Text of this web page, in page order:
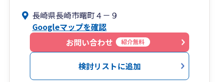
ます。
私たちが大切にしているのは、“数字を扱うだけ
の会計事務所”ではなく、経営のすぐそばで伴走
する「社外重役」であること。
日々の経理や申告業務はもちろん、経営の課題や
長崎県長崎市曙町４－９
Googleマップを確認
お問い合わせ
紹介無料
検討リストに追加